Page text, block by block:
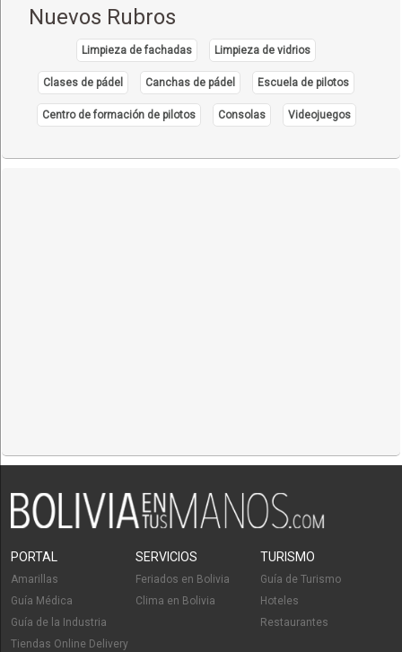
Nuevos Rubros
Limpieza de fachadas Limpieza de vidrios
Clases de pádel Canchas de pádel Escuela de pilotos
Centro de formación de pilotos Consolas Videojuegos
PORTAL
Amarillas
Guía Médica
Guía de la Industria
Tiendas Online Delivery
SERVICIOS
Feriados en Bolivia
Clima en Bolivia
TURISMO
Guía de Turismo
Hoteles
Restaurantes